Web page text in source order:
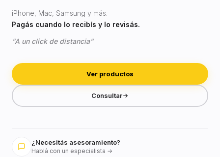
iPhone, Mac, Samsung y más.
Pagás cuando lo recibís y lo revisás.
"A un click de distancia"
Ver productos
Consultar
¿Necesitás asesoramiento?
Hablá con un especialista →